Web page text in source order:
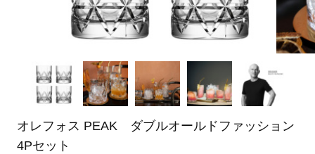
オレフォス PEAK ダブルオールドファッション
4Pセット